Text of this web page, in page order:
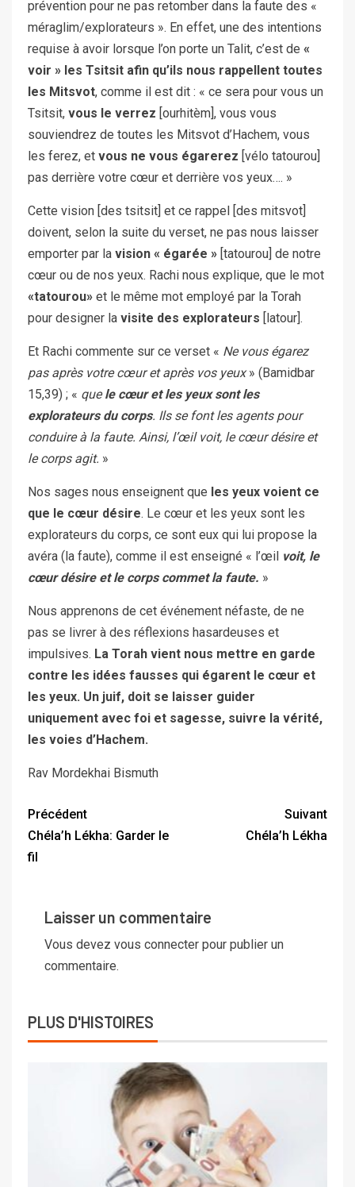
prévention pour ne pas retomber dans la faute des «
méraglim/explorateurs ». En effet, une des intentions
requise à avoir lorsque l’on porte un Talit, c’est de «
voir » les Tsitsit afin qu’ils nous rappellent toutes
les Mitsvot, comme il est dit : « ce sera pour vous un
Tsitsit, vous le verrez [ourhitèm], vous vous
souviendrez de toutes les Mitsvot d’Hachem, vous
les ferez, et vous ne vous égarerez [vélo tatourou]
pas derrière votre cœur et derrière vos yeux…. »
Cette vision [des tsitsit] et ce rappel [des mitsvot]
doivent, selon la suite du verset, ne pas nous laisser
emporter par la vision « égarée » [tatourou] de notre
cœur ou de nos yeux. Rachi nous explique, que le mot
«tatourou» et le même mot employé par la Torah
pour designer la visite des explorateurs [latour].
Et Rachi commente sur ce verset « Ne vous égarez
pas après votre cœur et après vos yeux» (Bamidbar
15,39) ; « quele cœur et les yeux sont les
explorateurs du corps. Ils se font les agents pour
conduire à la faute. Ainsi, l’œil voit, le cœur désire et
le corps agit. »
Nos sages nous enseignent que les yeux voient ce
que le cœur désire. Le cœur et les yeux sont les
explorateurs du corps, ce sont eux qui lui propose la
avéra (la faute), comme il est enseigné « l’œil voit, le
cœur désire et le corps commet la faute. »
Nous apprenons de cet événement néfaste, de ne
pas se livrer à des réflexions hasardeuses et
impulsives. La Torah vient nous mettre en garde
contre les idées fausses qui égarent le cœur et
les yeux. Un juif, doit se laisser guider
uniquement avec foi et sagesse, suivre la vérité,
les voies d’Hachem.
Rav Mordekhai Bismuth
Précédent
Chéla’h Lékha: Garder le
fil
Suivant
Chéla’h Lékha
Laisser un commentaire
Vous devez vous connecter pour publier un
commentaire.
PLUS D'HISTOIRES